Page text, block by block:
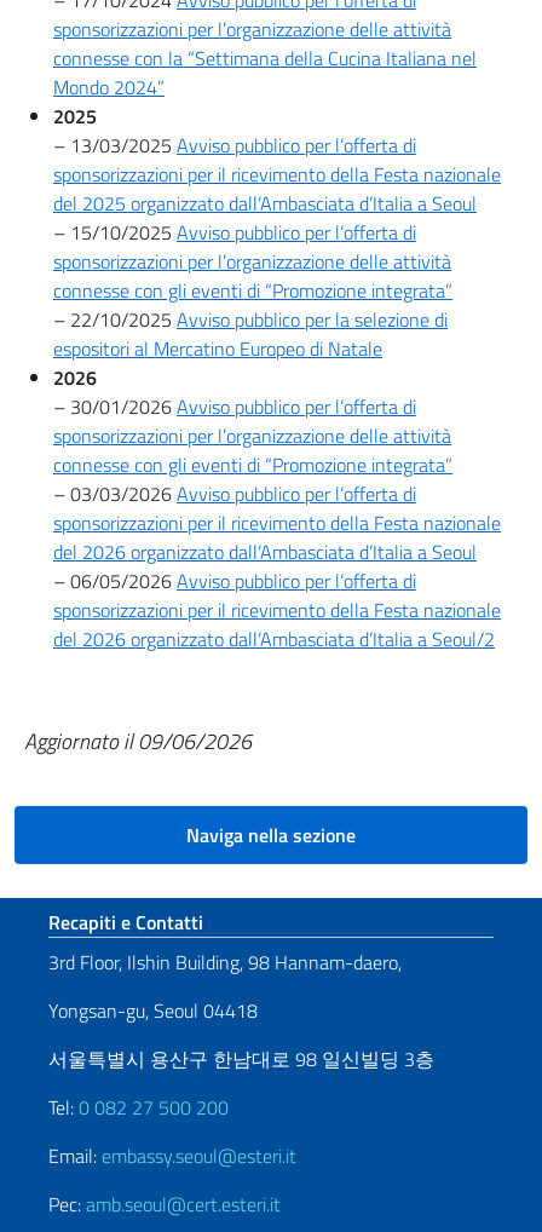
sponsorizzazioni per l’organizzazione delle attività
connesse con la “Settimana della Cucina Italiana nel
Mondo 2024”
2025
– 13/03/2025 Avviso pubblico per l’offerta di
sponsorizzazioni per il ricevimento della Festa nazionale
del 2025 organizzato dall’Ambasciata d’Italia a Seoul
– 15/10/2025 Avviso pubblico per l’offerta di
sponsorizzazioni per l’organizzazione delle attività
connesse con gli eventi di “Promozione integrata”
– 22/10/2025 Avviso pubblico per la selezione di
espositori al Mercatino Europeo di Natale
2026
– 30/01/2026Avviso pubblico per l’offerta di
sponsorizzazioni per l’organizzazione delle attività
connesse con gli eventi di “Promozione integrata”
– 03/03/2026Avviso pubblico per l’offerta di
sponsorizzazioni per il ricevimento della Festa nazionale
del 2026 organizzato dall’Ambasciata d’Italia a Seoul
– 06/05/2026Avviso pubblico per l’offerta di
sponsorizzazioni per il ricevimento della Festa nazionale
del 2026 organizzato dall’Ambasciata d’Italia a Seoul/2
Aggiornato il 09/06/2026
Naviga nella sezione
Sezione footer
Recapiti e Contatti
3rd Floor, Ilshin Building, 98 Hannam-daero,
Yongsan-gu, Seoul 04418
서울특별시 용산구 한남대로 98 일신빌딩 3층
Tel:0 082 27 500 200
Email: embassy.seoul@esteri.it
Pec:amb.seoul@cert.esteri.it